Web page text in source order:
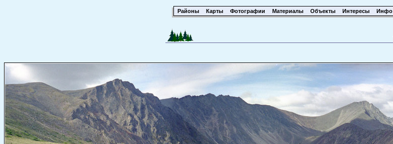
Районы Карты Фотографии Материалы Объекты Интересы Инфо